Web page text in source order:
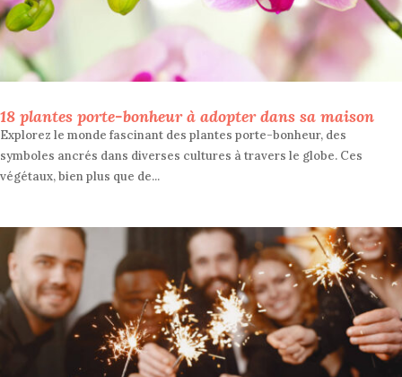
18 plantes porte-bonheur à adopter dans sa maison
Explorez le monde fascinant des plantes porte-bonheur, des
symboles ancrés dans diverses cultures à travers le globe. Ces
végétaux, bien plus que de...